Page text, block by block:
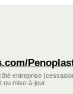
entreprise
ou mise-à-jour